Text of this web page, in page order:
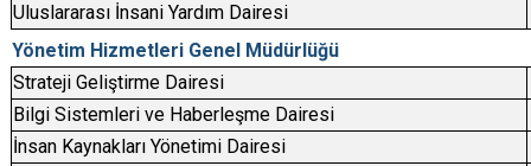
Uluslararası İnsani Yardım Dairesi
Yönetim Hizmetleri Genel Müdürlüğü
Strateji Geliştirme Dairesi
Bilgi Sistemleri ve Haberleşme Dairesi
İnsan Kaynakları Yönetimi Dairesi